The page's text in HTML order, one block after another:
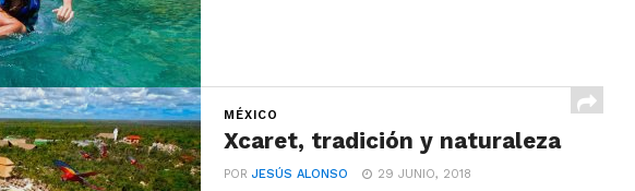
MÉXICO
Xcaret, tradición y naturaleza
PORJESÚS ALONSO 29 JUNIO, 2018